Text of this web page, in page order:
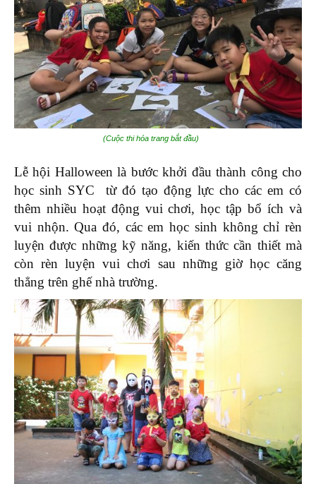
(Cuộc thi hóa trang bắt đầu)
Lễ hội Halloween là bước khởi đầu thành công cho
học sinh SYC từ đó tạo động lực cho các em có
thêm nhiều hoạt động vui chơi, học tập bổ ích và
vui nhộn. Qua đó, các em học sinh không chỉ rèn
luyện được những kỹ năng, kiến thức cần thiết mà
còn rèn luyện vui chơi sau những giờ học căng
thẳng trên ghế nhà trường.